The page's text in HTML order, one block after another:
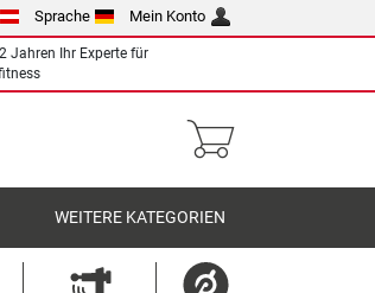
Sprache Mein Konto
Jahren Ihr Experte für
WEITERE KATEGORIEN